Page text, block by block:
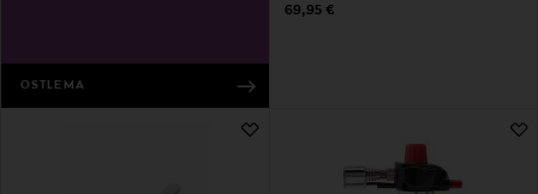
OSTLEMA
Original Price
69,95 €